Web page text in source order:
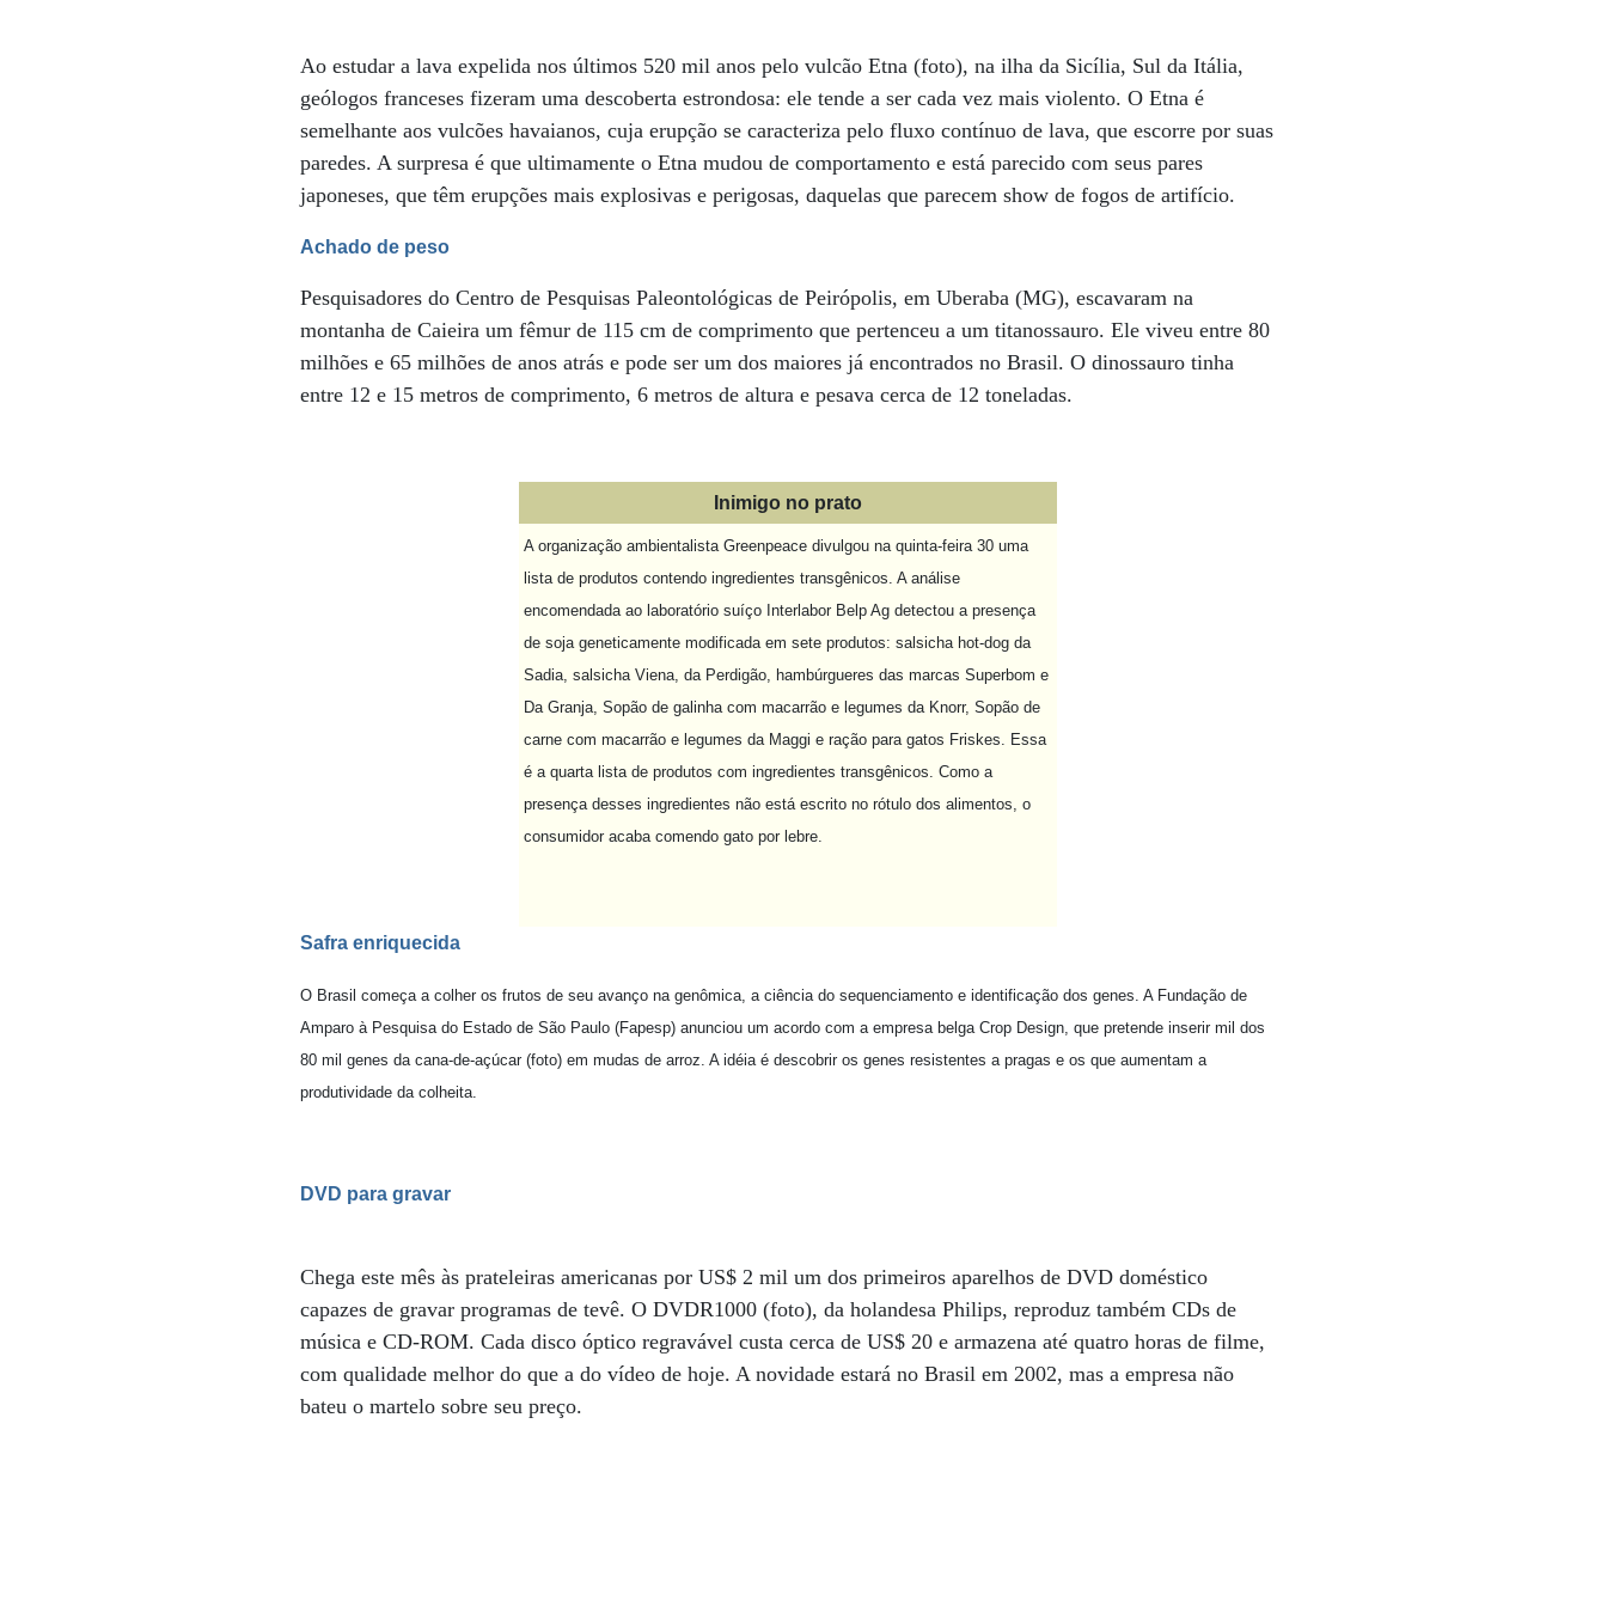
Ao estudar a lava expelida nos últimos 520 mil anos pelo vulcão Etna (foto), na ilha da Sicília, Sul da Itália,
geólogos franceses fizeram uma descoberta estrondosa: ele tende a ser cada vez mais violento. O Etna é
semelhante aos vulcões havaianos, cuja erupção se caracteriza pelo fluxo contínuo de lava, que escorre por suas
paredes. A surpresa é que ultimamente o Etna mudou de comportamento e está parecido com seus pares
japoneses, que têm erupções mais explosivas e perigosas, daquelas que parecem show de fogos de artifício.
Achado de peso
Pesquisadores do Centro de Pesquisas Paleontológicas de Peirópolis, em Uberaba (MG), escavaram na
montanha de Caieira um fêmur de 115 cm de comprimento que pertenceu a um titanossauro. Ele viveu entre 80
milhões e 65 milhões de anos atrás e pode ser um dos maiores já encontrados no Brasil. O dinossauro tinha
entre 12 e 15 metros de comprimento, 6 metros de altura e pesava cerca de 12 toneladas.
Inimigo no prato
A organização ambientalista Greenpeace divulgou na quinta-feira 30 uma
lista de produtos contendo ingredientes transgênicos. A análise
encomendada ao laboratório suíço Interlabor Belp Ag detectou a presença
de soja geneticamente modificada em sete produtos: salsicha hot-dog da
Sadia, salsicha Viena, da Perdigão, hambúrgueres das marcas Superbom e
Da Granja, Sopão de galinha com macarrão e legumes da Knorr, Sopão de
carne com macarrão e legumes da Maggi e ração para gatos Friskes. Essa
é a quarta lista de produtos com ingredientes transgênicos. Como a
presença desses ingredientes não está escrito no rótulo dos alimentos, o
consumidor acaba comendo gato por lebre.
Safra enriquecida
O Brasil começa a colher os frutos de seu avanço na genômica, a ciência do sequenciamento e identificação dos genes. A Fundação de
Amparo à Pesquisa do Estado de São Paulo (Fapesp) anunciou um acordo com a empresa belga Crop Design, que pretende inserir mil dos
80 mil genes da cana-de-açúcar (foto) em mudas de arroz. A idéia é descobrir os genes resistentes a pragas e os que aumentam a
produtividade da colheita.
DVD para gravar
Chega este mês às prateleiras americanas por US$ 2 mil um dos primeiros aparelhos de DVD doméstico
capazes de gravar programas de tevê. O DVDR1000 (foto), da holandesa Philips, reproduz também CDs de
música e CD-ROM. Cada disco óptico regravável custa cerca de US$ 20 e armazena até quatro horas de filme,
com qualidade melhor do que a do vídeo de hoje. A novidade estará no Brasil em 2002, mas a empresa não
bateu o martelo sobre seu preço.